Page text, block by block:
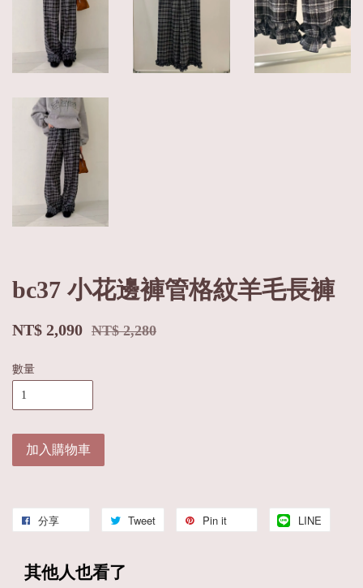
bc37 小花邊褲管格紋羊毛長褲
NT$ 2,090 NT$ 2,280
數量
加入購物車
分享 Tweet Pin it LINE
其他人也看了